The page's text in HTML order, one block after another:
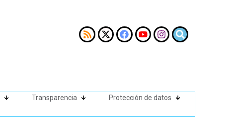
Transparencia Protección de datos